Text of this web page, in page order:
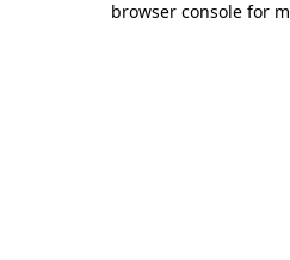
browser console for